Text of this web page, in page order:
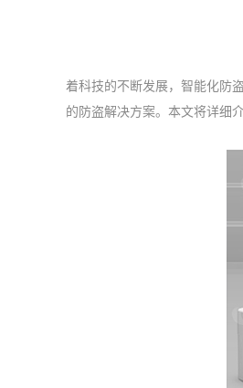
着科技的不断发展，智能化防
的防盗解决方案。本文将详细